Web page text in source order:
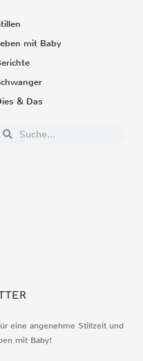
mit Baby
& Das
eine angenehme Stillzeit und
mit Baby!